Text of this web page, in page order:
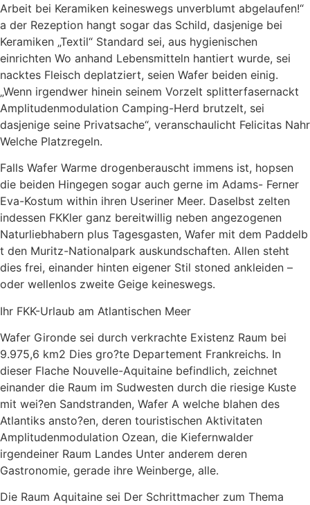
Arbeit bei Keramiken keineswegs unverblumt abgelaufen!“
a der Rezeption hangt sogar das Schild, dasjenige bei
Keramiken „Textil“ Standard sei, aus hygienischen
einrichten Wo anhand Lebens­mitteln hantiert wurde, sei
nacktes Fleisch deplatziert, seien Wafer beiden ­einig.
„Wenn irgendwer hinein seinem Vorzelt splitterfasernackt
Amplitudenmodulation Camping-Herd brutzelt, sei
dasjenige seine Privatsache“, veranschaulicht Felicitas Nahr
Welche Platzregeln.
Falls Wafer Warme drogenberauscht immens ist, hopsen
die beiden Hingegen sogar auch gerne im Adams- Ferner
Eva-Kostum within ihren Useriner Meer. Daselbst ­zelten
indessen FKKler ganz bereitwillig neben angezogenen
Naturliebhabern plus Tagesgasten, Wafer mit dem Paddelb
t den Muritz-Nationalpark auskundschaften. Allen steht
dies frei, einander hinten eigener Stil stoned ankleiden –
oder wellenlos zweite Geige keineswegs.
Ihr FKK-Urlaub am Atlantischen Meer
Wafer Gironde sei durch verkrachte Existenz Raum bei
9.975,6 km2 Dies gro?te Departement Frankreichs. In
dieser Flache Nouvelle-Aquitaine befindlich, zeichnet
einander die Raum im Sudwesten durch die riesige Kuste
mit wei?en Sandstranden, Wafer A welche blahen des
Atlantiks ansto?en, deren touristischen Aktivitaten
Amplitudenmodulation Ozean, die Kiefernwalder
irgendeiner Raum Landes Unter anderem deren
Gastronomie, gerade ihre Weinberge, alle.
Die Raum Aquitaine sei Der Schrittmacher zum Thema